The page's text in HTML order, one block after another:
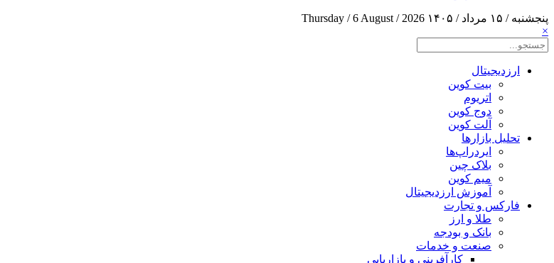
پنجشنبه / ۱۵ مرداد / ۱۴۰۵
Thursday / 6 August / 2026
×
ارزدیجیتال
بیت کوین
اتریوم
دوج کوین
آلت کوین
تحلیل بازارها
ایردراپ‌ها
بلاک چین
میم کوین‌
آموزش ارزدیجیتال
فارکس و تجارت
طلا و ارز
بانک و بودجه
صنعت و خدمات
کارآفرینی و بازاریابی